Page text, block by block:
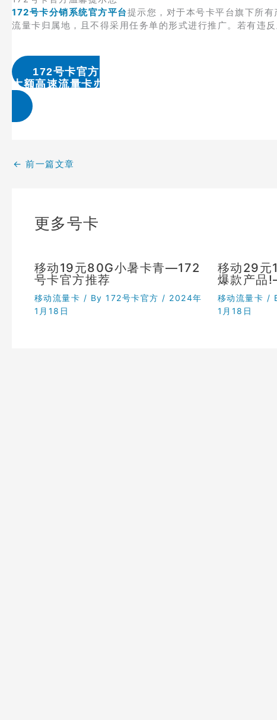
172号卡分销系统官方平台提示您，对于本号卡平台旗下所
流量卡归属地，且不得采用任务单的形式进行推广。若有违
172号卡官方
大额高速流量卡办理 & 流量卡代理加盟
← 前一篇文章
更多号卡
移动19元80G小暑卡青—172
号卡官方推荐
移动流量卡 / By 172号卡官方 / 2024年
1月18日
移动29元
爆款产品
移动流量卡 /
1月18日